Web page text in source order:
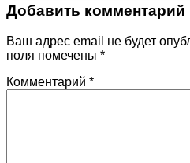
Добавить комментарий
Ваш адрес email не будет
поля помечены *
Комментарий *